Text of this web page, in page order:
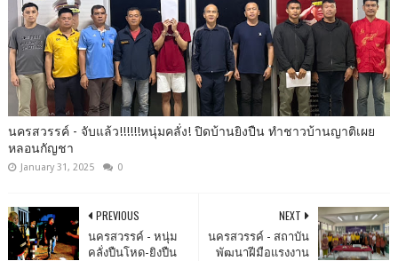
นครสวรรค์ - จับแล้ว!!!!!!หนุ่มคลั่ง! ปิดบ้านยิงปืน ทำชาวบ้านญาติเผย
หลอนกัญชา
January 31, 2025 0
NEXT
นครสวรรค์ - สถาบัน
พัฒนาฝีมือแรงงาน
PREVIOUS
นครสวรรค์ - หนุ่ม
คลั่งปืนโหด​-ยิงปืน